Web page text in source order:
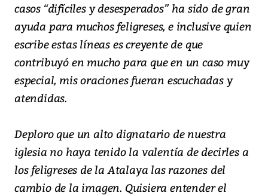
casos “difíciles y desesperados” ha sido de gran
ayuda para muchos feligreses, e inclusive quien
escribe estas líneas es creyente de que
contribuyó en mucho para que en un caso muy
especial, mis oraciones fueran escuchadas y
atendidas.
Deploro que un alto dignatario de nuestra
iglesia no haya tenido la valentía de decirles a
los feligreses de la Atalaya las razones del
cambio de la imagen. Quisiera entender el